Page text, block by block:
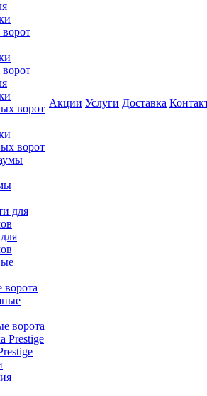
ворот
ворота
Акции Услуги Доставка